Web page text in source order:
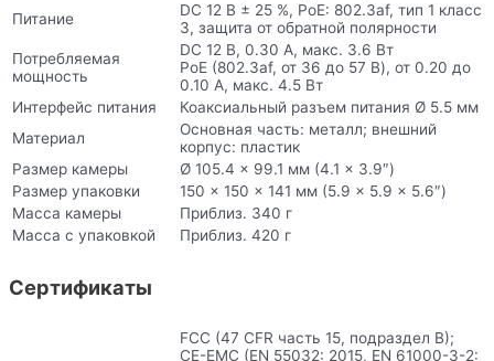
Питание
DC 12 В ± 25 %, PoE: 802.3af, тип 1 класс
3, защита от обратной полярности
Потребляемая
мощность
DC 12 В, 0.30 А, макс. 3.6 Вт
PoE (802.3af, от 36 до 57 В), от 0.20 до
0.10 А, макс. 4.5 Вт
Интерфейс питания
Коаксиальный разъем питания Ø 5.5 мм
Материал
Основная часть: металл; внешний
корпус: пластик
Размер камеры
Ø 105.4 × 99.1 мм (4.1 × 3.9″)
Размер упаковки
150 × 150 × 141 мм (5.9 × 5.9 × 5.6″)
Масса камеры
Приблиз. 340 г
Масса с упаковкой
Приблиз. 420 г
Сертификаты
FCC (47 CFR часть 15, подраздел B);
CE-EMC (EN 55032: 2015, EN 61000-3-2: